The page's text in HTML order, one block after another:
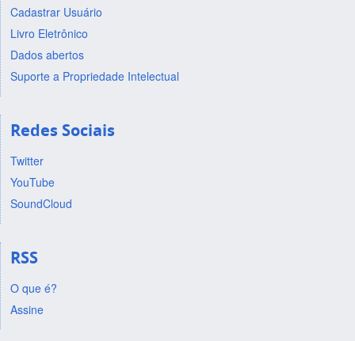
Cadastrar Usuário
Livro Eletrônico
Dados abertos
Suporte a Propriedade Intelectual
Redes Sociais
Twitter
YouTube
SoundCloud
RSS
O que é?
Assine